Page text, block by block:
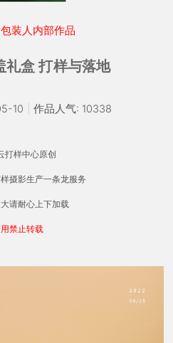
包装人内部作品
礼盒 打样与落地
10 作品人气: 10338
打样中心原创
摄影生产一条龙服务
请耐心上下加载
禁止转载